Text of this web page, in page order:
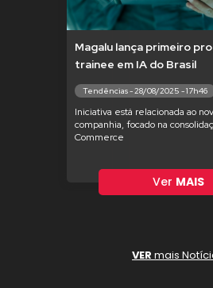
Magalu lança primeiro
trainee em IA do Brasil
Tendências - 28/08/2025 - 17h46
Iniciativa está relacionada ao
companhia, focado na
Commerce
Ver MAIS
VER mais